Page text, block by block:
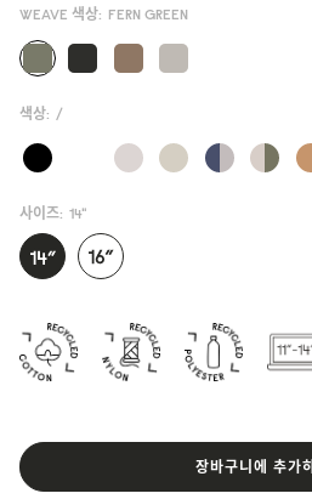
WEAVE 색상: FERN GREEN
색상: /
사이즈: 14"
장바구니에 추가